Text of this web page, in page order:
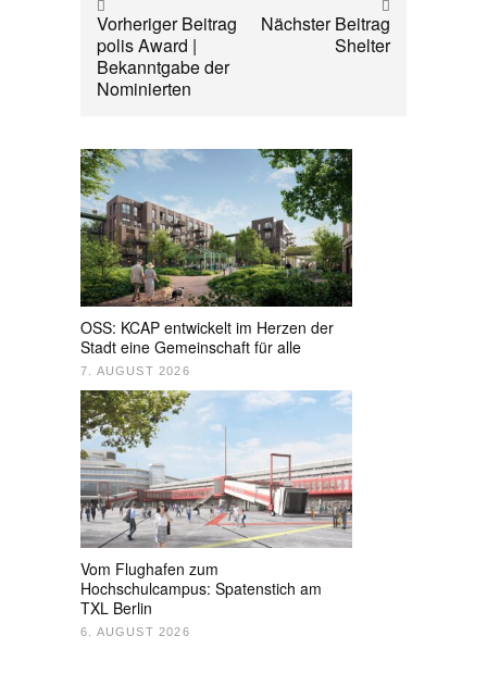
Vorheriger Beitrag
polis Award |
Bekanntgabe der
Nominierten
Nächster Beitrag
Shelter
OSS: KCAP entwickelt im Herzen der
Stadt eine Gemeinschaft für alle
7. AUGUST 2026
Vom Flughafen zum
Hochschulcampus: Spatenstich am
TXL Berlin
6. AUGUST 2026